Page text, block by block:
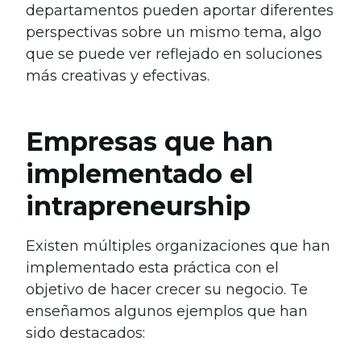
departamentos pueden aportar diferentes
perspectivas sobre un mismo tema, algo
que se puede ver reflejado en soluciones
más creativas y efectivas.
Empresas que han
implementado el
intrapreneurship
Existen múltiples organizaciones que han
implementado esta práctica con el
objetivo de hacer crecer su negocio. Te
enseñamos algunos ejemplos que han
sido destacados: